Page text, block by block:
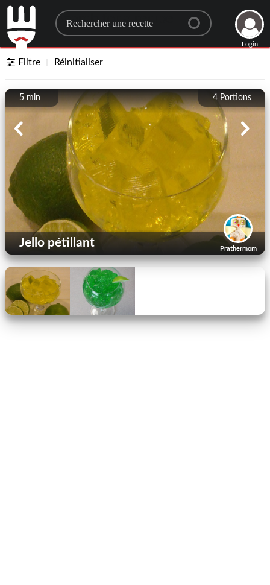
Search for a recipe
Login
Filtre Réinitialiser
4 Portions
5 min
Prathermom
Jello pétillant